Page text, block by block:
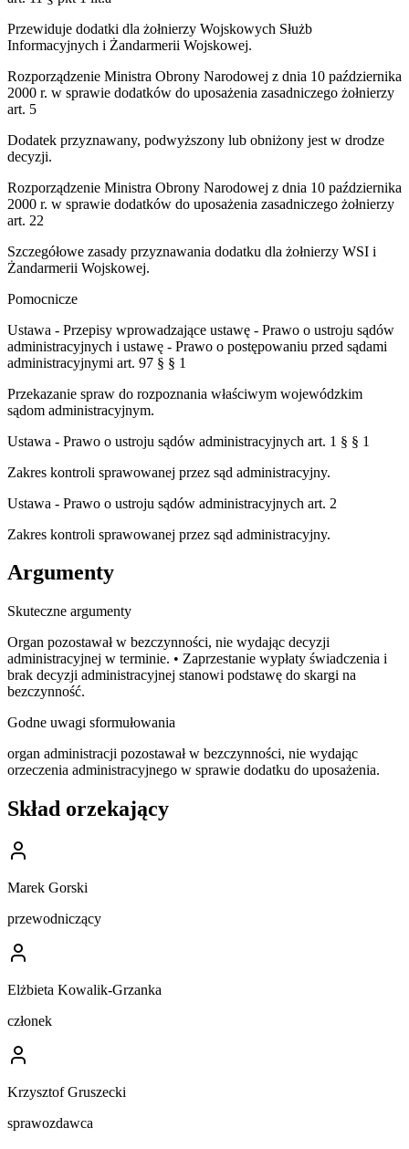
Przewiduje dodatki dla żołnierzy Wojskowych Służb
Informacyjnych i Żandarmerii Wojskowej.
Rozporządzenie Ministra Obrony Narodowej z dnia 10 października
2000 r. w sprawie dodatków do uposażenia zasadniczego żołnierzy
art. 5
Dodatek przyznawany, podwyższony lub obniżony jest w drodze
decyzji.
Rozporządzenie Ministra Obrony Narodowej z dnia 10 października
2000 r. w sprawie dodatków do uposażenia zasadniczego żołnierzy
art. 22
Szczegółowe zasady przyznawania dodatku dla żołnierzy WSI i
Żandarmerii Wojskowej.
Pomocnicze
Ustawa - Przepisy wprowadzające ustawę - Prawo o ustroju sądów
administracyjnych i ustawę - Prawo o postępowaniu przed sądami
administracyjnymi art. 97 § § 1
Przekazanie spraw do rozpoznania właściwym wojewódzkim
sądom administracyjnym.
Ustawa - Prawo o ustroju sądów administracyjnych art. 1 § § 1
Zakres kontroli sprawowanej przez sąd administracyjny.
Ustawa - Prawo o ustroju sądów administracyjnych art. 2
Zakres kontroli sprawowanej przez sąd administracyjny.
Argumenty
Skuteczne argumenty
Organ pozostawał w bezczynności, nie wydając decyzji
administracyjnej w terminie. • Zaprzestanie wypłaty świadczenia i
brak decyzji administracyjnej stanowi podstawę do skargi na
bezczynność.
Godne uwagi sformułowania
organ administracji pozostawał w bezczynności, nie wydając
orzeczenia administracyjnego w sprawie dodatku do uposażenia.
Skład orzekający
Marek Gorski
przewodniczący
Elżbieta Kowalik-Grzanka
członek
Krzysztof Gruszecki
sprawozdawca